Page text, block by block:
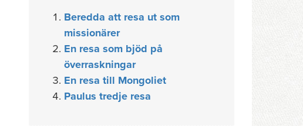
Beredda att resa ut som
missionärer
En resa som bjöd på
överraskningar
En resa till Mongoliet
Paulus tredje resa